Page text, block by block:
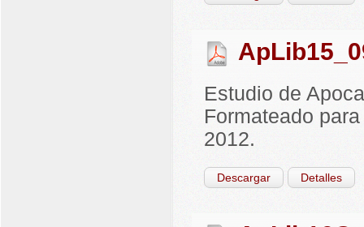
Estudio de
Formateado
2012.
Descargar Detalles